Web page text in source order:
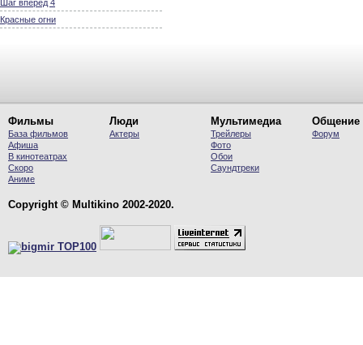
Шаг вперед 4
Красные огни
Фильмы
База фильмов
Афиша
В кинотеатрах
Скоро
Аниме
Люди
Актеры
Мультимедиа
Трейлеры
Фото
Обои
Саундтреки
Общение
Форум
Copyright © Multikino 2002-2020.